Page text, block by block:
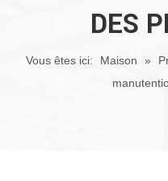
DES
Vous êtes ici: Maison »